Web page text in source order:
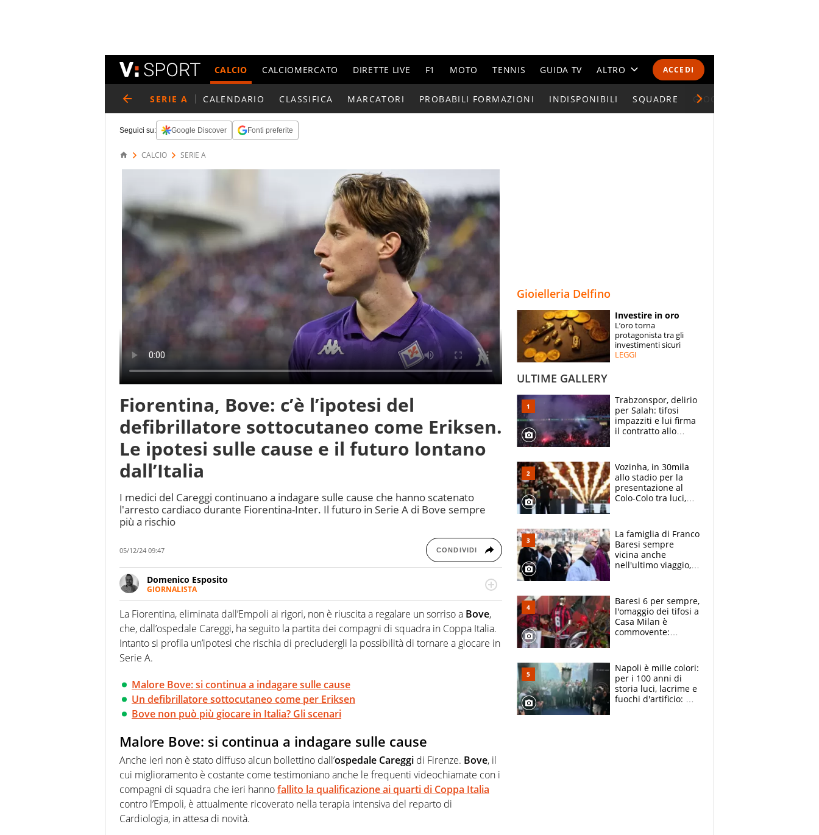
ACCEDI
CALCIO CALCIOMERCATO DIRETTE LIVE F1 MOTO TENNIS GUIDA TV ALTRO
CALENDARI E CLASSIFICHE
ESPERTI
CONTATTI
SERIE A CALENDARIO CLASSIFICA MARCATORI PROBABILI FORMAZIONI INDISPONIBILI SQUADRE GIOCATORI SERIE A
Seguici su: Google Discover Fonti preferite
CALCIO SERIE A
Fiorentina, Bove: c’è l’ipotesi del
defibrillatore sottocutaneo come Eriksen.
Le ipotesi sulle cause e il futuro lontano
dall’Italia
I medici del Careggi continuano a indagare sulle cause che hanno scatenato
l'arresto cardiaco durante Fiorentina-Inter. Il futuro in Serie A di Bove sempre
più a rischio
05/12/24 09:47 CONDIVIDI
Domenico Esposito
GIORNALISTA
Da vent’anni in campo e sul campo per vivere ogni evento in tutte le sue sfaccettature.
Passione smisurata per il calcio e per la sfera di cuoio. Il pallone è una cosa serissima,
guai a dirgli di no
La Fiorentina, eliminata dall’Empoli ai rigori, non è riuscita a regalare un sorriso a Bove,
che, dall’ospedale Careggi, ha seguito la partita dei compagni di squadra in Coppa Italia.
Intanto si profila un’ipotesi che rischia di precludergli la possibilità di tornare a giocare in
Serie A.
Malore Bove: si continua a indagare sulle cause
Un defibrillatore sottocutaneo come per Eriksen
Bove non può più giocare in Italia? Gli scenari
Malore Bove: si continua a indagare sulle cause
Anche ieri non è stato diffuso alcun bollettino dall’ospedale Careggi di Firenze. Bove, il
cui miglioramento è costante come testimoniano anche le frequenti videochiamate con i
compagni di squadra che ieri hannofallito la qualificazione ai quarti di Coppa Italia
contro l’Empoli, è attualmente ricoverato nella terapia intensiva del reparto di
Cardiologia, in attesa di novità.
Gioielleria Delfino
Investire in oro
L’oro torna
protagonista tra gli
investimenti sicuri
LEGGI
ULTIME GALLERY
Trabzonspor, delirio
per Salah: tifosi
impazziti e lui firma
il contratto allo
Vozinha, in 30mila
allo stadio per la
presentazione al
Colo-Colo tra luci,
La famiglia di Franco
Baresi sempre
vicina anche
nell'ultimo viaggio,
circondati
dall'affetto dei tifosi
Baresi 6 per sempre,
l'omaggio dei tifosi a
Casa Milan è
commovente:
bigliettini
Napoli è mille colori:
per i 100 anni di
storia luci, lacrime e
fuochi d'artificio: De